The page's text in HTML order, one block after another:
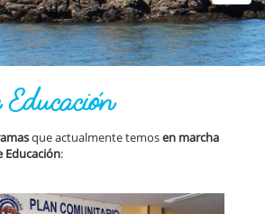
| Servizos Actuais >Saúde e Educación
que actualmente temosen marcha
Educación: